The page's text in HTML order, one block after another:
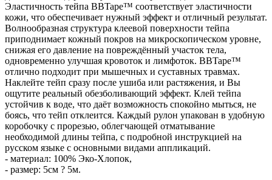
Эластичность тейпа BBTape™ соответствует эластичности
кожи, что обеспечивает нужный эффект и отличный результат.
Волнообразная структура клеевой поверхности тейпа
приподнимает кожный покров на микроскопическом уровне,
снижая его давление на повреждённый участок тела,
одновременно улучшая кровоток и лимфоток. BBTape™
отлично подходит при мышечных и суставных травмах.
Наклейте тейп сразу после ушиба или растяжения, и Вы
ощутите реальный обезболивающий эффект. Клей тейпа
устойчив к воде, что даёт возможность спокойно мыться, не
боясь, что тейп отклеится. Каждый рулон упакован в удобную
коробочку с прорезью, облегчающей отматывание
необходимой длины тейпа, с подробной инструкцией на
русском языке с основными видами аппликаций.
- материал: 100% Эко-Хлопок,
- размер: 5см ? 5м.